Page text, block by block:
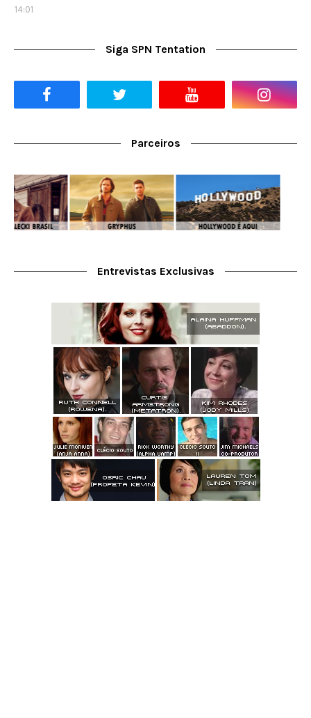
14:01
Siga SPN Tentation
Parceiros
Entrevistas Exclusivas